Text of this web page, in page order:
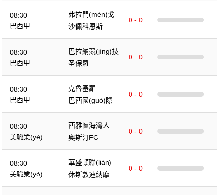
08:30
巴西甲
弗拉門(mén)戈
0 - 0
沙佩科恩斯
08:30
巴西甲
巴拉納競(jìng)技
0 - 0
圣保羅
08:30
巴西甲
克魯塞羅
0 - 0
巴西國(guó)際
08:30
美職業(yè)
西雅圖海灣人
0 - 0
奧斯汀FC
08:30
美職業(yè)
華盛頓聯(lián)
0 - 0
休斯敦迪納摩